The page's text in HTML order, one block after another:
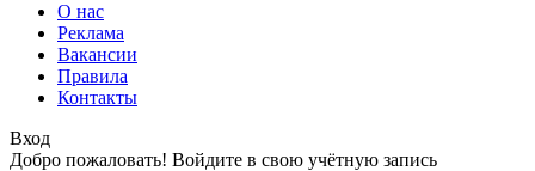
О нас
Реклама
Вакансии
Правила
Контакты
Вход
Добро пожаловать! Войдите в свою учётную запись